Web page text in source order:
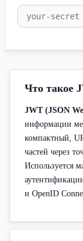
Что такое
JWT (JSON
информации
компактный,
частей через
Используется
и OpenID